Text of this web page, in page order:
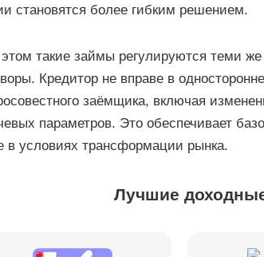
становятся более гибким решением.
такие займы регулируются теми
Кредитор не вправе в
заёмщика, включая
параметров. Это обеспечивает
в условиях трансформации рынка.
Лучшие